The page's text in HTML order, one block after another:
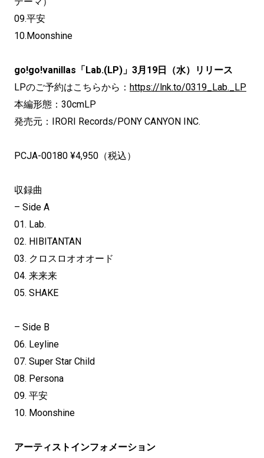
09.平安
10.Moonshine
go!go!vanillas「Lab.(LP)」3月19日（水）リリース
LPのご予約はこちらから： https://lnk.to/0319_Lab._LP
本編形態：30cmLP
発売元：IRORI Records/PONY CANYON INC.
PCJA-00180 ¥4,950（税込）
収録曲
– Side A
01. Lab.
02. HIBITANTAN
03. クロスロオオオード
04. 来来来
05. SHAKE
– Side B
06. Leyline
07. Super Star Child
08. Persona
09. 平安
10. Moonshine
アーティストインフォメーション